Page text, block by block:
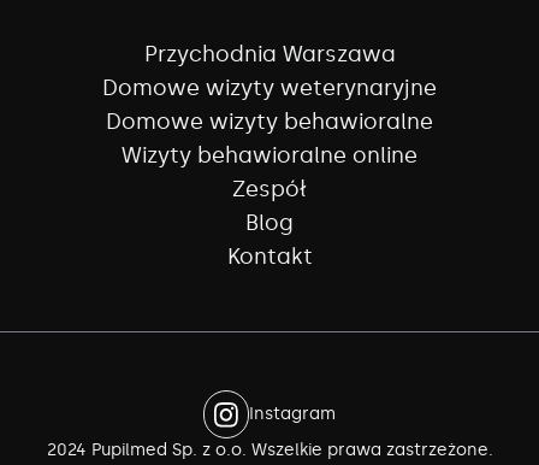
Przychodnia Warszawa
Domowe wizyty weterynaryjne
Domowe wizyty behawioralne
Wizyty behawioralne online
Zespół
Blog
Kontakt
Instagram
2024 Pupilmed Sp. z o.o. Wszelkie prawa zastrzeżone.